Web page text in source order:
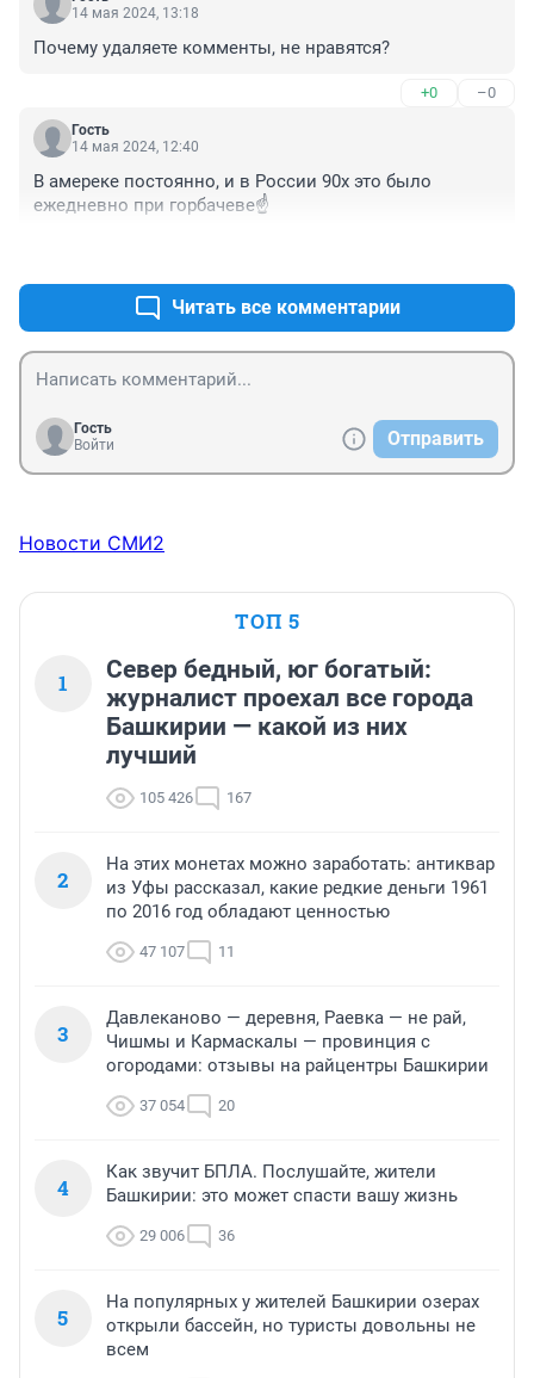
14 мая 2024, 13:18
Почему удаляете комменты, не нравятся?
+0 –0
Гость
14 мая 2024, 12:40
В амереке постоянно, и в России 90х это было
ежедневно при горбачеве☝️
Читать все комментарии
Гость
Войти
Отправить
Новости СМИ2
ТОП 5
1
Север бедный, юг богатый:
журналист проехал все города
Башкирии — какой из них
лучший
105 426 167
2
На этих монетах можно заработать: антиквар
из Уфы рассказал, какие редкие деньги 1961
по 2016 год обладают ценностью
47 107 11
3
Давлеканово — деревня, Раевка — не рай,
Чишмы и Кармаскалы — провинция с
огородами: отзывы на райцентры Башкирии
37 054 20
4
Как звучит БПЛА. Послушайте, жители
Башкирии: это может спасти вашу жизнь
29 006 36
5
На популярных у жителей Башкирии озерах
открыли бассейн, но туристы довольны не
всем